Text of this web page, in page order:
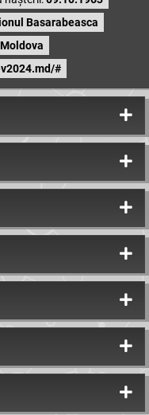
Basarabeasca
#